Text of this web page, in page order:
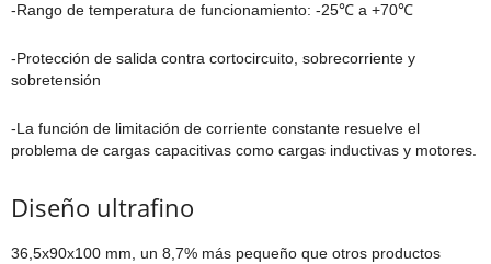
-Rango de temperatura de funcionamiento: -25℃ a +70℃
-Protección de salida contra cortocircuito, sobrecorriente y
sobretensión
-La función de limitación de corriente constante resuelve el
problema de cargas capacitivas como cargas inductivas y motores.
Diseño ultrafino
36,5x90x100 mm, un 8,7% más pequeño que otros productos